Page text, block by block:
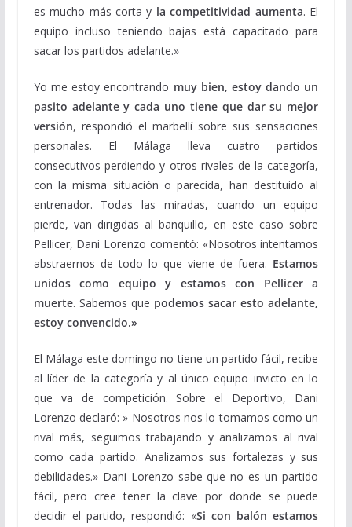
es mucho más corta y la competitividad aumenta. El
equipo incluso teniendo bajas está capacitado para
sacar los partidos adelante.»
Yo me estoy encontrando muy bien, estoy dando un
pasito adelante y cada uno tiene que dar su mejor
versión, respondió el marbellí sobre sus sensaciones
personales. El Málaga lleva cuatro partidos
consecutivos perdiendo y otros rivales de la categoría,
con la misma situación o parecida, han destituido al
entrenador. Todas las miradas, cuando un equipo
pierde, van dirigidas al banquillo, en este caso sobre
Pellicer, Dani Lorenzo comentó: «Nosotros intentamos
abstraernos de todo lo que viene de fuera. Estamos
unidos como equipo y estamos con Pellicer a
muerte. Sabemos que podemos sacar esto adelante,
estoy convencido.»
El Málaga este domingo no tiene un partido fácil, recibe
al líder de la categoría y al único equipo invicto en lo
que va de competición. Sobre el Deportivo, Dani
Lorenzo declaró: » Nosotros nos lo tomamos como un
rival más, seguimos trabajando y analizamos al rival
como cada partido. Analizamos sus fortalezas y sus
debilidades.» Dani Lorenzo sabe que no es un partido
fácil, pero cree tener la clave por donde se puede
decidir el partido, respondió: «Si con balón estamos